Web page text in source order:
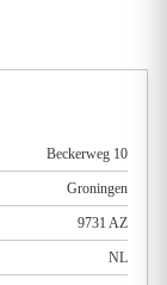
Beckerweg 10
Groningen
9731 AZ
NL